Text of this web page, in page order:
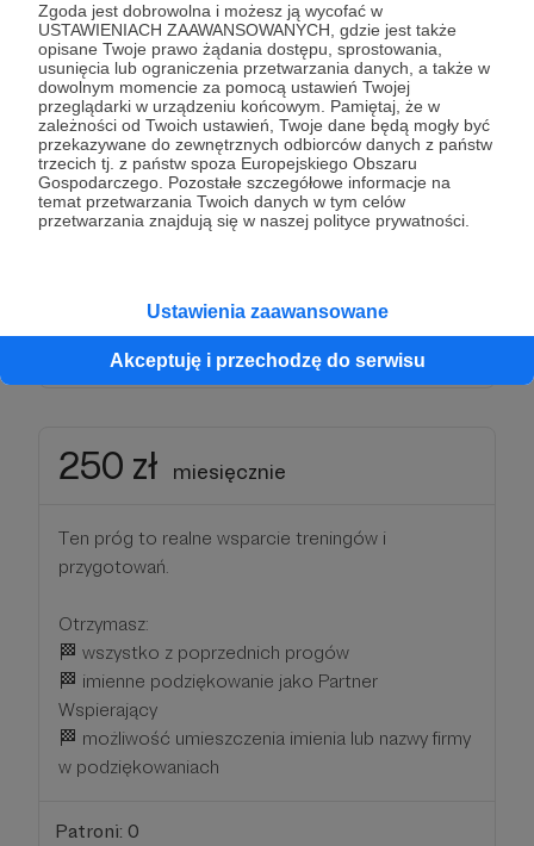
Zgoda jest dobrowolna i możesz ją wycofać w
USTAWIENIACH ZAAWANSOWANYCH, gdzie jest także
opisane Twoje prawo żądania dostępu, sprostowania,
usunięcia lub ograniczenia przetwarzania danych, a także w
dowolnym momencie za pomocą ustawień Twojej
przeglądarki w urządzeniu końcowym. Pamiętaj, że w
zależności od Twoich ustawień, Twoje dane będą mogły być
przekazywane do zewnętrznych odbiorców danych z państw
trzecich tj. z państw spoza Europejskiego Obszaru
Gospodarczego. Pozostałe szczegółowe informacje na
temat przetwarzania Twoich danych w tym celów
przetwarzania znajdują się w naszej polityce prywatności.
Ustawienia zaawansowane
Akceptuję i przechodzę do serwisu
100 zł miesięcznie
Twoje wsparcie pomaga zwiększać liczbę
treningów i rozwijać umiejętności Wiktora.
Otrzymasz:
🏁 wszystko z poprzednich progów
Patroni: 0
250 zł miesięcznie
Ten próg to realne wsparcie treningów i
przygotowań.
Otrzymasz:
🏁 wszystko z poprzednich progów
🏁 imienne podziękowanie jako Partner
Wspierający
🏁 możliwość umieszczenia imienia lub nazwy firmy
w podziękowaniach
Patroni: 0